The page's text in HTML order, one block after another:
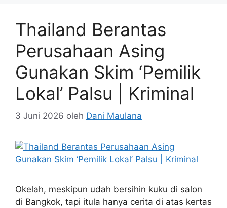
Thailand Berantas
Perusahaan Asing
Gunakan Skim ‘Pemilik
Lokal’ Palsu | Kriminal
3 Juni 2026 oleh Dani Maulana
Okelah, meskipun udah bersihin kuku di salon
di Bangkok, tapi itula hanya cerita di atas kertas